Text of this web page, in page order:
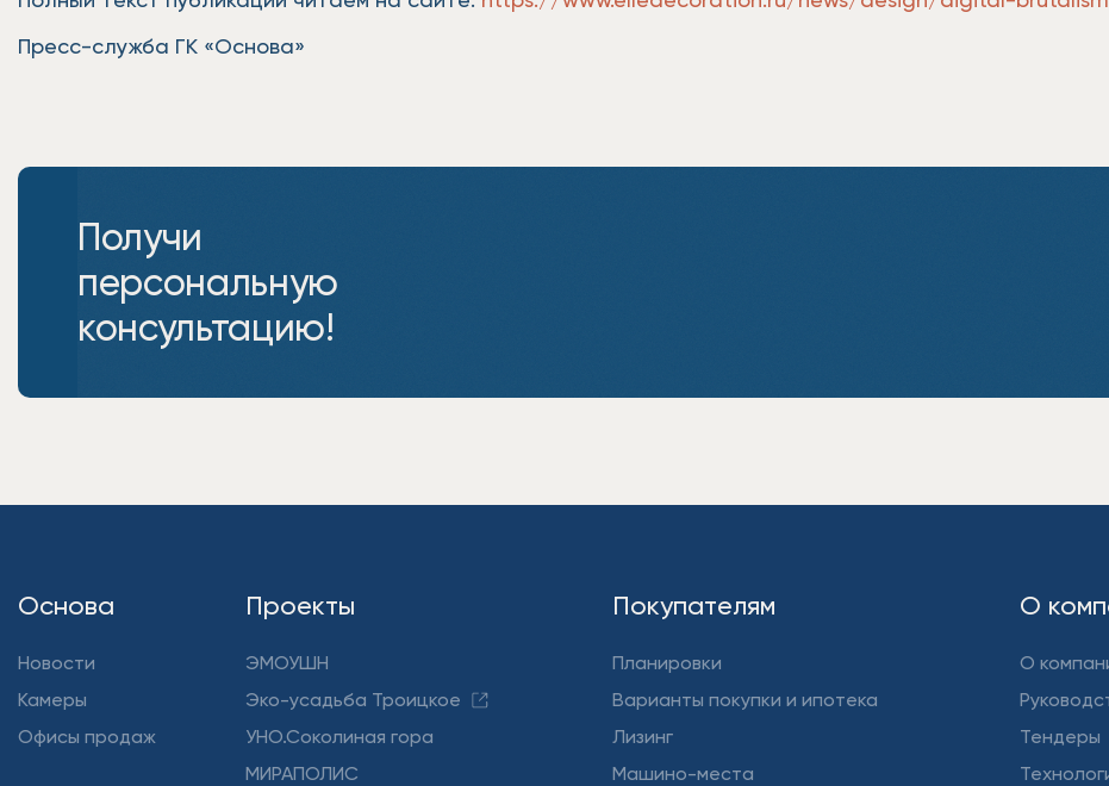
Пресс-служба ГК «Основа»
Получи
персональную
консультацию!
Основа
Новости
Камеры
Офисы продаж
Проекты
ЭМОУШН
Эко-усадьба Троицкое
УНО.Соколиная гора
МИРАПОЛИС
Покупателям
Планировки
Варианты покупки и ипотека
Лизинг
Машино-места
О
О
Тендеры